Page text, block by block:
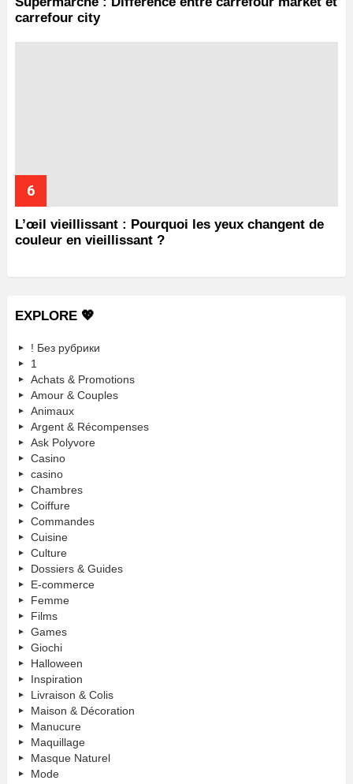
carrefour city
L’œil vieillissant : Pourquoi les yeux changent de
couleur en vieillissant ?
EXPLORE 💖
! Без рубрики
1
Achats & Promotions
Amour & Couples
Animaux
Argent & Récompenses
Ask Polyvore
Casino
casino
Chambres
Coiffure
Commandes
Cuisine
Culture
Dossiers & Guides
E-commerce
Femme
Films
Games
Giochi
Halloween
Inspiration
Livraison & Colis
Maison & Décoration
Manucure
Maquillage
Masque Naturel
Mode